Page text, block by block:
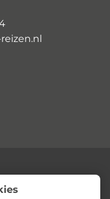
Conditions